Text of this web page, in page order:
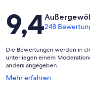
Bewertungen
9,4248
Die Bewertungen werden in
unterliegen einem
anders angegeben.
Mehr erfahren
Wird